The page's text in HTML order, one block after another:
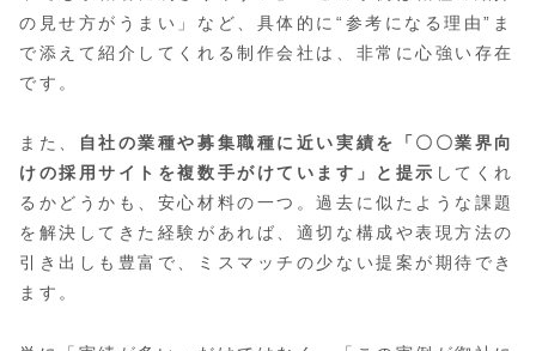
の見せ方がうまい」など、具体的に“参考になる理由”ま
で添えて紹介してくれる制作会社は、非常に心強い存在
です。
また、
自社の業種や募集職種に近い実績を「〇〇業界向
けの採用サイトを複数手がけています」と提示 してくれ
るかどうかも、安心材料の一つ。過去に似たような課題
を解決してきた経験があれば、適切な構成や表現方法の
引き出しも豊富で、ミスマッチの少ない提案が期待でき
ます。